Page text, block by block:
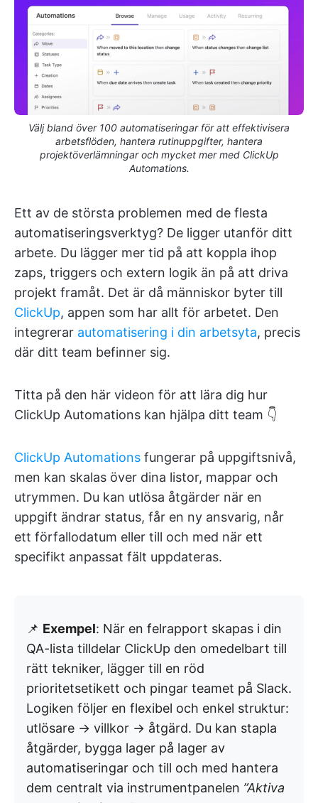
Välj bland över 100 automatiseringar för att effektivisera
arbetsflöden, hantera rutinuppgifter, hantera
projektöverlämningar och mycket mer med ClickUp
Automations.
Ett av de största problemen med de flesta
automatiseringsverktyg? De ligger utanför ditt
arbete. Du lägger mer tid på att koppla ihop
zaps, triggers och extern logik än på att driva
projekt framåt. Det är då människor byter till
ClickUp, appen som har allt för arbetet. Den
integrerar automatisering i din arbetsyta, precis
där ditt team befinner sig.
Titta på den här videon för att lära dig hur
ClickUp Automations kan hjälpa ditt team 👇
ClickUp Automations fungerar på uppgiftsnivå,
men kan skalas över dina listor, mappar och
utrymmen. Du kan utlösa åtgärder när en
uppgift ändrar status, får en ny ansvarig, når
ett förfallodatum eller till och med när ett
specifikt anpassat fält uppdateras.
📌 Exempel: När en felrapport skapas i din
QA-lista tilldelar ClickUp den omedelbart till
rätt tekniker, lägger till en röd
prioritetsetikett och pingar teamet på Slack.
Logiken följer en flexibel och enkel struktur:
utlösare → villkor → åtgärd. Du kan stapla
åtgärder, bygga lager på lager av
automatiseringar och till och med hantera
dem centralt via instrumentpanelen ”Aktiva